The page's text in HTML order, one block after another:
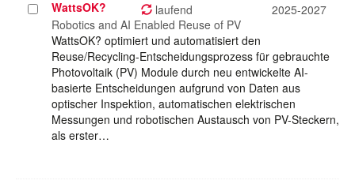
Projekt
auswählen
WattsOK? laufend
2025-2027
Robotics and AI Enabled Reuse of PV
WattsOK? optimiert und automatisiert den
Reuse/Recycling-Entscheidungsprozess für gebrauchte
Photovoltaik (PV) Module durch neu entwickelte AI-
basierte Entscheidungen aufgrund von Daten aus
optischer Inspektion, automatischen elektrischen
Messungen und robotischen Austausch von PV-Steckern,
als erster…